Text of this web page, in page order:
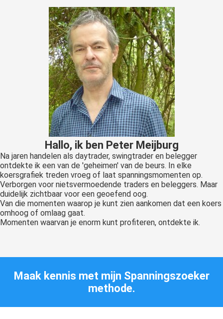
Hallo, ik ben Peter Meijburg
Na jaren handelen als daytrader, swingtrader en belegger
ontdekte ik een van de 'geheimen' van de beurs. In elke
koersgrafiek treden vroeg of laat spanningsmomenten op.
Verborgen voor nietsvermoedende traders en beleggers. Maar
duidelijk zichtbaar voor een geoefend oog.
Van die momenten waarop je kunt zien aankomen dat een koers
omhoog of omlaag gaat.
Momenten waarvan je enorm kunt profiteren, ontdekte ik.
Maak kennis met mijn Spanningszoeker
methode.